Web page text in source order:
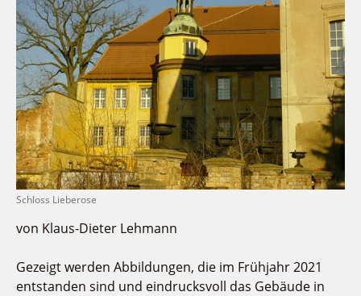
Einkaufen
Gruppen
Fremdenverkehrsvereine
Ludwig Leichhardt
Kahnfahrten
Fahrgastschiff
Campingplatz Jessern
Wirtschaftsförderung
Regionalentwicklung
SPOT
Bürgerbus
Naturwelt Lieberoser Heide
Q-Gemeinde Schwielochsee
Staatlich anerkannter Erholungsort Goyatz
Mein Brandenburg – Infostelen
Unternehmensbetreuung
WFG
Service
Über uns
Team
Aktuelles
Infomaterial
Warenkorb
Schloss Lieberose
von Klaus-Dieter Lehmann
Gezeigt werden Abbildungen, die im Frühjahr 2021
entstanden sind und eindrucksvoll das Gebäude in